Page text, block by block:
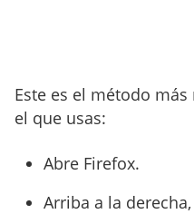
Este es el método
el que usas:
Abre Firefox.
Arriba a la